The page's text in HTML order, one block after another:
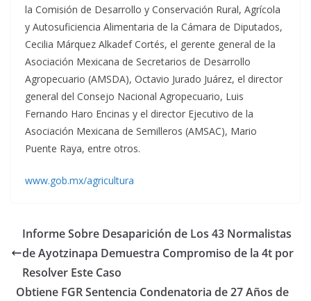
la Comisión de Desarrollo y Conservación Rural, Agrícola
y Autosuficiencia Alimentaria de la Cámara de Diputados,
Cecilia Márquez Alkadef Cortés, el gerente general de la
Asociación Mexicana de Secretarios de Desarrollo
Agropecuario (AMSDA), Octavio Jurado Juárez, el director
general del Consejo Nacional Agropecuario, Luis
Fernando Haro Encinas y el director Ejecutivo de la
Asociación Mexicana de Semilleros (AMSAC), Mario
Puente Raya, entre otros.
www.gob.mx/agricultura
Informe Sobre Desaparición de Los 43 Normalistas
de Ayotzinapa Demuestra Compromiso de la 4t por
Resolver Este Caso
Obtiene FGR Sentencia Condenatoria de 27 Años de